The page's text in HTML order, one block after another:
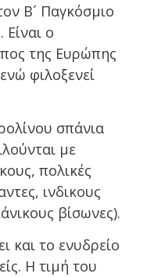
Β´ Παγκόσμιο
ο
της Ευρώπης
φιλοξενεί
σπάνια
με
πολικές
ινδικους
βίσωνες).
και το ενυδρείο
Η τιμή του